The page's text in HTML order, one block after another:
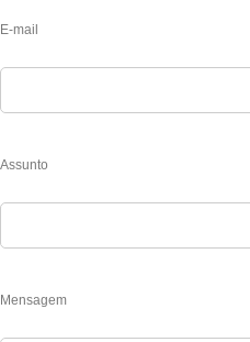
E-mail
Assunto
Mensagem